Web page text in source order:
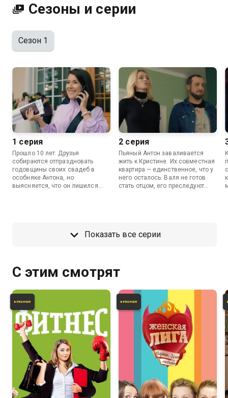
Сезоны и серии
Сезон 1
1 серия
Прошло 10 лет. Друзья
собираются отпраздновать
годовщины своих свадеб в
особняке Антона, но
выясняется, что он лишился
работы и вынужден таксовать. А
2 серия
Пьяный Антон заваливается
жить к Кристине. Их совместная
квартира — единственное, что у
него осталось. Валя не готов
стать отцом, его преследуют
Показать все серии
С этим смотрят